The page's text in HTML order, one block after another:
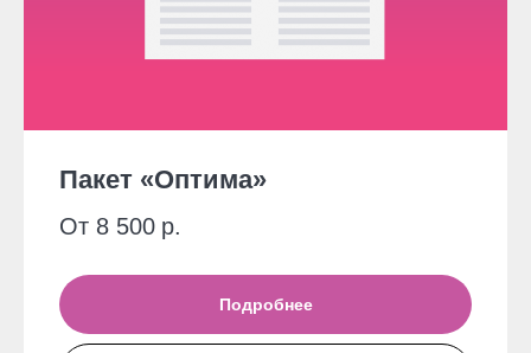
Пакет «Оптима»
От 8 500 р.
Подробнее